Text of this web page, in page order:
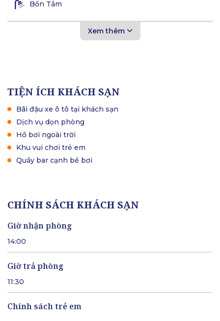
Bồn Tắm
Xem thêm
TIỆN ÍCH KHÁCH SẠN
Bãi đậu xe ô tô tại khách sạn
Dịch vụ dọn phòng
Hồ bơi ngoài trời
Khu vui chơi trẻ em
Quầy bar cạnh bể bơi
CHÍNH SÁCH KHÁCH SẠN
Giờ nhận phòng
14:00
Giờ trả phòng
11:30
Chính sách trẻ em